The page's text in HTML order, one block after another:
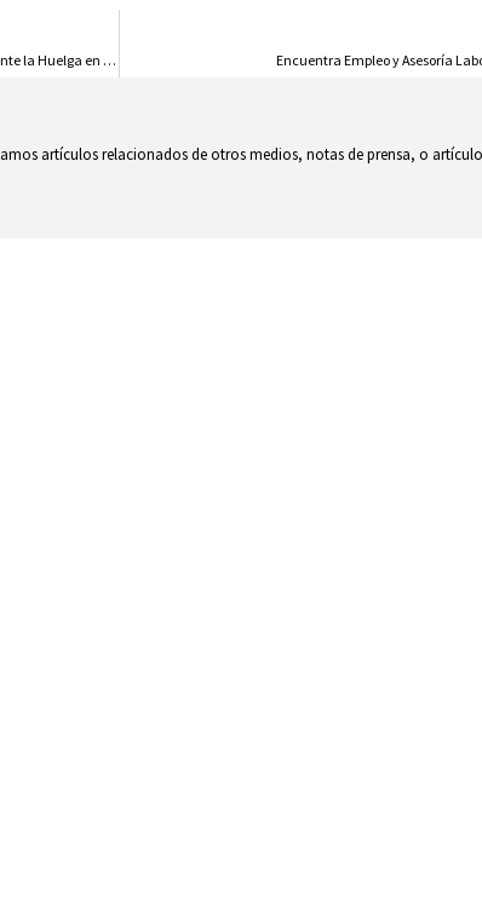
El Juzgado de lo Social de Talavera Detiene Temporalmente la Huelga en Casty Encuentra Empleo y Asesoría
artículos relacionados de otros medios, notas de prensa, o